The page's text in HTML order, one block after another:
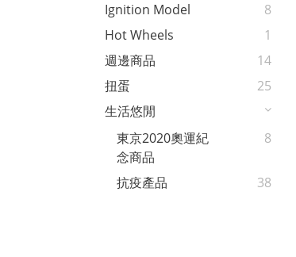
Ignition Model
8
Hot Wheels
1
週邊商品
14
扭蛋
25
生活悠閒
東京2020奧運紀
念商品
8
抗疫產品 38